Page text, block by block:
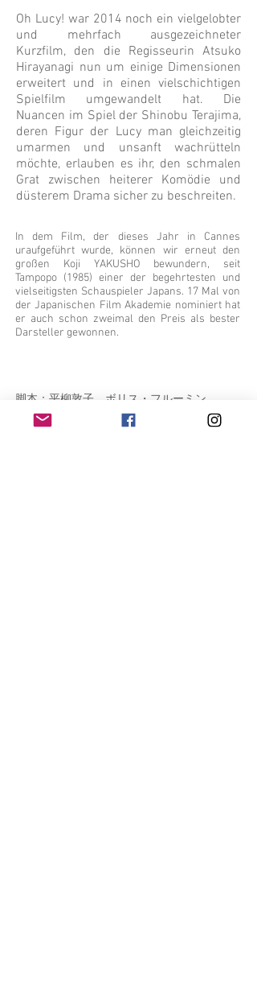
Oh Lucy! war 2014 noch ein vielgelobter
und mehrfach ausgezeichneter
Kurzfilm, den die Regisseurin Atsuko
Hirayanagi nun um einige Dimensionen
erweitert und in einen vielschichtigen
Spielfilm umgewandelt hat. Die
Nuancen im Spiel der Shinobu Terajima,
deren Figur der Lucy man gleichzeitig
umarmen und unsanft wachrütteln
möchte, erlauben es ihr, den schmalen
Grat zwischen heiterer Komödie und
düsterem Drama sicher zu beschreiten.
In dem Film, der dieses Jahr in Cannes
uraufgeführt wurde, können wir erneut den
großen Koji YAKUSHO bewundern, seit
Tampopo (1985) einer der begehrtesten und
vielseitigsten Schauspieler Japans. 17 Mal von
der Japanischen Film Akademie nominiert hat
er auch schon zweimal den Preis als bester
Darsteller gewonnen.
脚本：平柳敦子、ボリス・フルーミン
監督：平柳敦子